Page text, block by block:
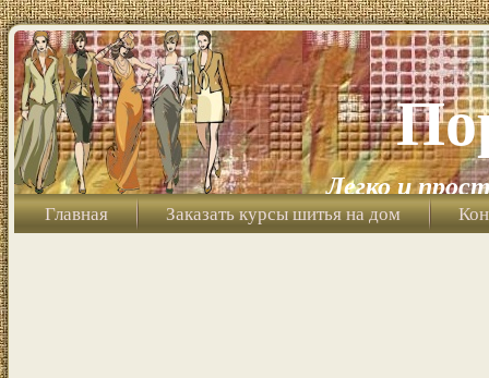
Легко и
Главная Заказать курсы шитья на дом